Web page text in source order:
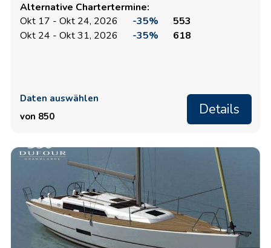
Alternative Chartertermine:
Okt 17 - Okt 24, 2026
-35%
553
Okt 24 - Okt 31, 2026
-35% 618
Daten auswählen
von 850
Details